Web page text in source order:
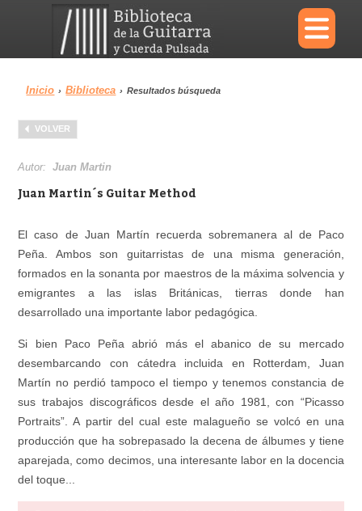
×
Menu
Biblioteca
Área personal Reproductor
Inicio › Biblioteca › Resultados búsqueda
VOLVER
Autor:Juan Martin
Juan Martin´s Guitar Method
El caso de Juan Martín recuerda sobremanera al de Paco
Peña. Ambos son guitarristas de una misma generación,
formados en la sonanta por maestros de la máxima solvencia y
emigrantes a las islas Británicas, tierras donde han
desarrollado una importante labor pedagógica.
Si bien Paco Peña abrió más el abanico de su mercado
desembarcando con cátedra incluida en Rotterdam, Juan
Martín no perdió tampoco el tiempo y tenemos constancia de
sus trabajos discográficos desde el año 1981, con “Picasso
Portraits”. A partir del cual este malagueño se volcó en una
producción que ha sobrepasado la decena de álbumes y tiene
aparejada, como decimos, una interesante labor en la docencia
del toque...